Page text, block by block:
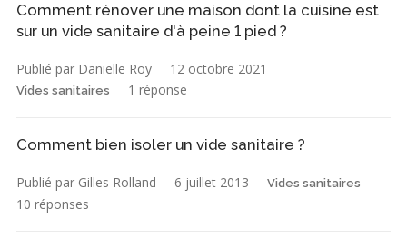
Comment rénover une maison dont la cuisine est
sur un vide sanitaire d'à peine 1 pied ?
Publié par Danielle Roy 12 octobre 2021
Vides sanitaires 1 réponse
Comment bien isoler un vide sanitaire ?
Publié par Gilles Rolland 6 juillet 2013 Vides sanitaires
10 réponses